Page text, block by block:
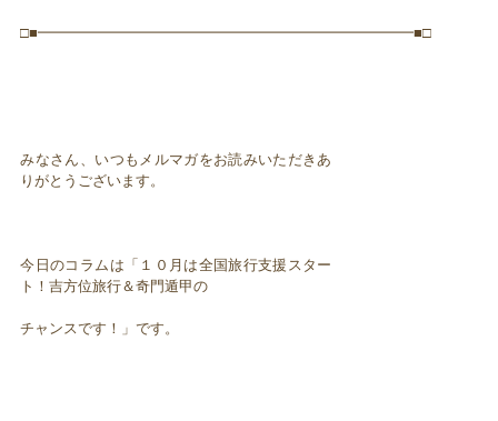
□■━━━━━━━━━━━━━━━━━━━━━━━━━━■□
みなさん、いつもメルマガをお読みいただきあ
りがとうございます。
今日のコラムは「１０月は全国旅行支援スター
ト！吉方位旅行＆奇門遁甲の
チャンスです！」です。